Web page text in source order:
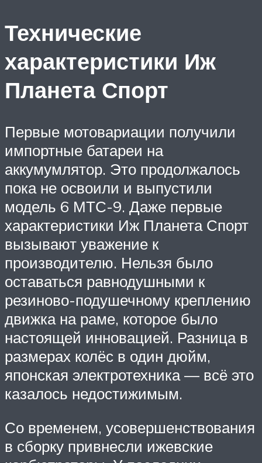
Технические
характеристики Иж
Планета Спорт
Первые мотовариации получили
импортные батареи на
аккумумлятор. Это продолжалось
пока не освоили и выпустили
модель 6 МТС-9. Даже первые
характеристики Иж Планета Спорт
вызывают уважение к
производителю. Нельзя было
оставаться равнодушными к
резиново-подушечному креплению
движка на раме, которое было
настоящей инновацией. Разница в
размерах колёс в один дюйм,
японская электротехника — всё это
казалось недостижимым.
Со временем, усовершенствования
в сборку привнесли ижевские